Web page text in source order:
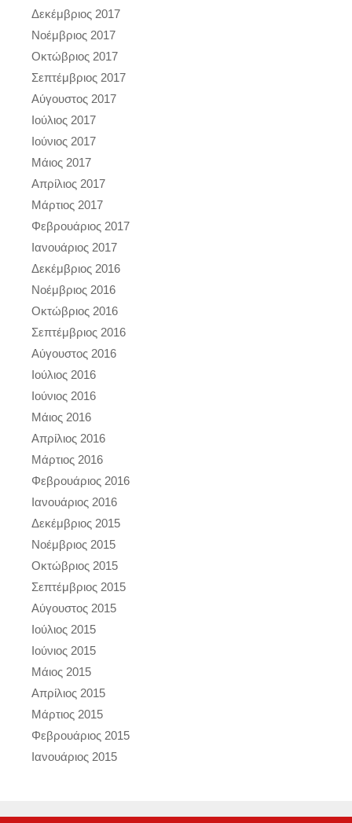
Δεκέμβριος 2017
Νοέμβριος 2017
Οκτώβριος 2017
Σεπτέμβριος 2017
Αύγουστος 2017
Ιούλιος 2017
Ιούνιος 2017
Μάιος 2017
Απρίλιος 2017
Μάρτιος 2017
Φεβρουάριος 2017
Ιανουάριος 2017
Δεκέμβριος 2016
Νοέμβριος 2016
Οκτώβριος 2016
Σεπτέμβριος 2016
Αύγουστος 2016
Ιούλιος 2016
Ιούνιος 2016
Μάιος 2016
Απρίλιος 2016
Μάρτιος 2016
Φεβρουάριος 2016
Ιανουάριος 2016
Δεκέμβριος 2015
Νοέμβριος 2015
Οκτώβριος 2015
Σεπτέμβριος 2015
Αύγουστος 2015
Ιούλιος 2015
Ιούνιος 2015
Μάιος 2015
Απρίλιος 2015
Μάρτιος 2015
Φεβρουάριος 2015
Ιανουάριος 2015